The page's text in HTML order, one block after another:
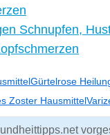
Schnupfen,
Gürtelrose
Zoster Hausmittel